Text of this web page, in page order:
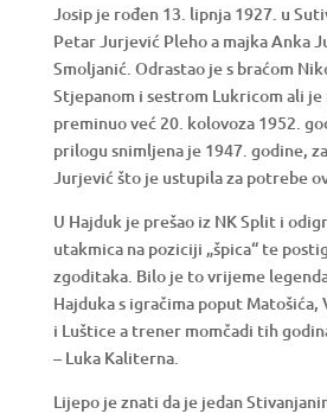
Josip je rođen 13. lipnja 1927. u
Petar Jurjević Pleho a majka Anka
Smoljanić. Odrastao je s braćom
Stjepanom i sestrom Lukricom ali
preminuo već 20. kolovoza 1952.
prilogu snimljena je 1947. godine,
Jurjević što je ustupila za potrebe
U Hajduk je prešao iz NK Split i
utakmica na poziciji „špica“ te
zgoditaka. Bilo je to vrijeme
Hajduka s igračima poput Matošića,
i Luštice a trener momčadi tih
– Luka Kaliterna.
Lijepo je znati da je jedan